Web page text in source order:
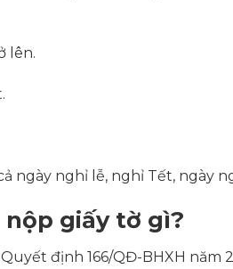
lên.
ngày nghỉ lễ, nghỉ Tết, ngày
giấy tờ gì?
định 166/QĐ-BHXH năm